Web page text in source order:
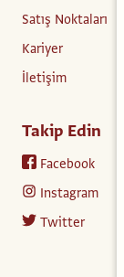
Satış Noktaları
Kariyer
İletişim
Takip Edin
Facebook
Instagram
Twitter